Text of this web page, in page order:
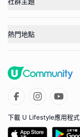
熱門地點
下載 U Lifestyle應用程式